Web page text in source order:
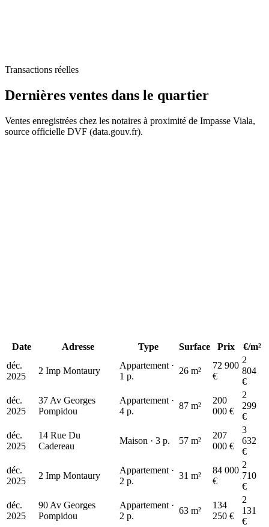
Transactions réelles
Dernières ventes dans le quartier
Ventes enregistrées chez les notaires à proximité de Impasse Viala,
source officielle DVF (data.gouv.fr).
353 k€
Date Adresse Type Surface Prix
€/m²
déc.
2025
2 Imp Montaury
Appartement ·
1 p.
26 m²
72 900
€
2
804
€
déc.
2025
37 Av Georges
Pompidou
Appartement ·
4 p.
87 m²
200
000 €
2
299
€
déc.
2025
14 Rue Du
Cadereau
Maison · 3 p. 57 m²
207
000 €
3
632
€
déc.
2025
2 Imp Montaury
Appartement ·
2 p.
31 m²
84 000
€
2
710
€
déc.
2025
90 Av Georges
Pompidou
Appartement ·
2 p.
63 m²
134
250 €
2
131
€